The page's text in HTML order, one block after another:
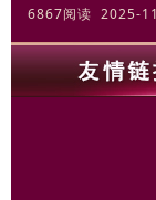
6867阅读 2025-